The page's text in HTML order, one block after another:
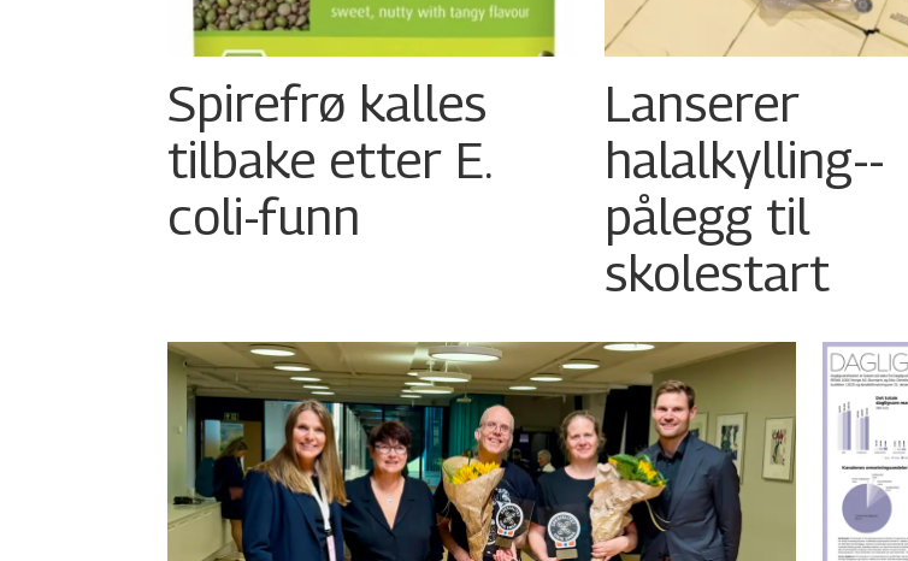
Spirefrø kalles
tilbake etter E.
coli-funn
Lanserer
halalkylling-­
pålegg til
skolestart